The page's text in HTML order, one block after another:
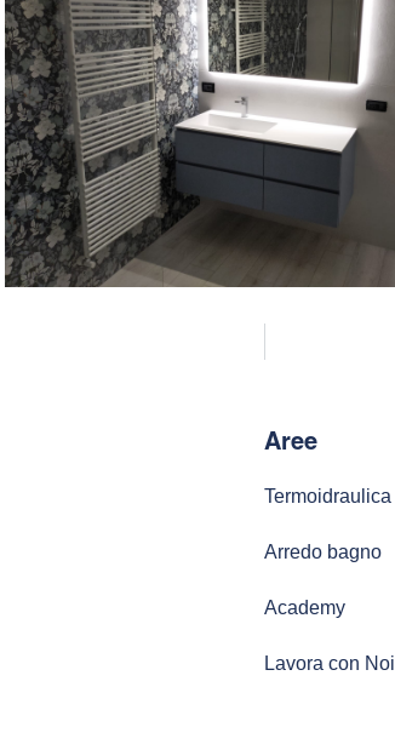
Aree
Termoidraulica
Arredo bagno
Academy
Lavora con Noi